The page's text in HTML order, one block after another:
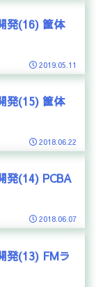
発(16) 筐体
2019.05.11
発(15) 筐体
2018.06.22
発(14) PCBA
2018.06.07
発(13) FMラ